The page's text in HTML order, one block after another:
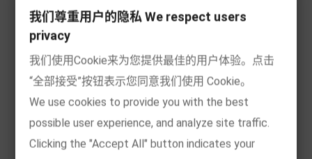
我们尊重用户的隐私 We respect users
privacy
我们使用Cookie来为您提供最佳的用户体验。点击
“全部接受”按钮表示您同意我们使用 Cookie。
We use cookies to provide you with the best
possible user experience, and analyze site traffic.
Clicking the "Accept All" button indicates your